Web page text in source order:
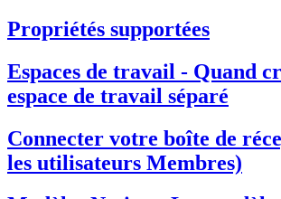
Propriétés supportées
Espaces de travail - Quand
espace de travail séparé
Connecter votre boîte de
les utilisateurs Membres)